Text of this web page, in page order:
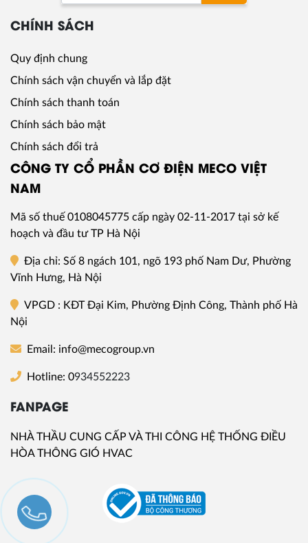
CÔNG TY CỔ PHẦN CƠ ĐIỆN MECO VIỆT
NAM
Mã số thuế 0108045775 cấp ngày 02-11-2017 tại sở kế
hoạch và đầu tư TP Hà Nội
Địa chỉ: Số 8 ngách 101, ngõ 193 phố Nam Dư, Phường
Vĩnh Hưng, Hà Nội
VPGD : KĐT Đại Kim, Phường Định Công, Thành phố Hà
Nội
Email: info@mecogroup.vn
Hotline: 0934552223
CHÍNH SÁCH
Quy định chung
Chính sách vận chuyển và lắp đặt
Chính sách thanh toán
Chính sách bảo mật
Chính sách đổi trả
FANPAGE
NHÀ THẦU CUNG CẤP VÀ THI CÔNG HỆ THỐNG ĐIỀU
HÒA THÔNG GIÓ HVAC